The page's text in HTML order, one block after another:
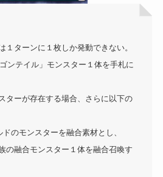
１ターンに１枚しか発動できない。
ンテイル」モンスター１体を手札に
ターが存在する場合、さらに以下の
のモンスターを融合素材とし、
の融合モンスター１体を融合召喚す